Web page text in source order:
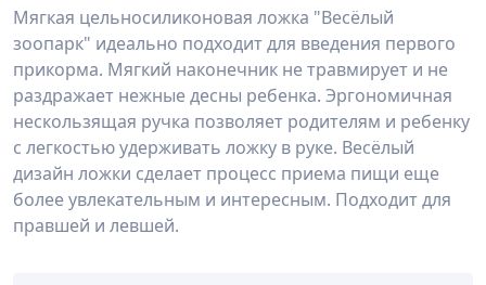
Мягкая цельносиликоновая ложка "Весёлый
зоопарк" идеально подходит для введения первого
прикорма. Мягкий наконечник не травмирует и не
раздражает нежные десны ребенка. Эргономичная
нескользящая ручка позволяет родителям и ребенку
с легкостью удерживать ложку в руке. Весёлый
дизайн ложки сделает процесс приема пищи еще
более увлекательным и интересным. Подходит для
правшей и левшей.